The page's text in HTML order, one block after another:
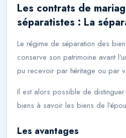
Les contrats de
séparatistes : La
Le régime de séparation des
conserve son patrimoine avant
pu recevoir par héritage ou par
Il est alors possible de
biens à savoir les biens de
Les avantages